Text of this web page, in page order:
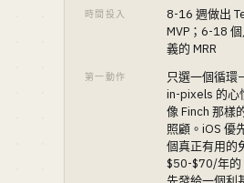
時間投入
8-16 週做出
MVP；6-18
義的 MRR
第一動作
只選一個循
in-pixels 的心
像 Finch 那樣
照顧。iOS 優
個真正有用的
$50-$70/年的